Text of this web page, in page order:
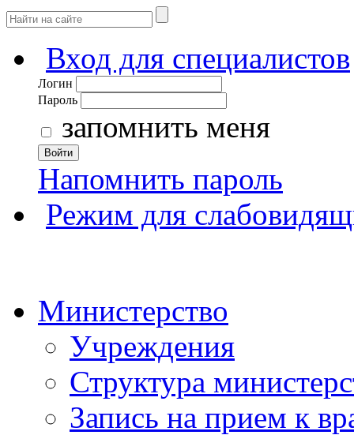
Вход для специалистов
Логин
Пароль
запомнить меня
Войти
Напомнить пароль
Режим для
Министерство
Учреждения
Структура
Запись на прием к